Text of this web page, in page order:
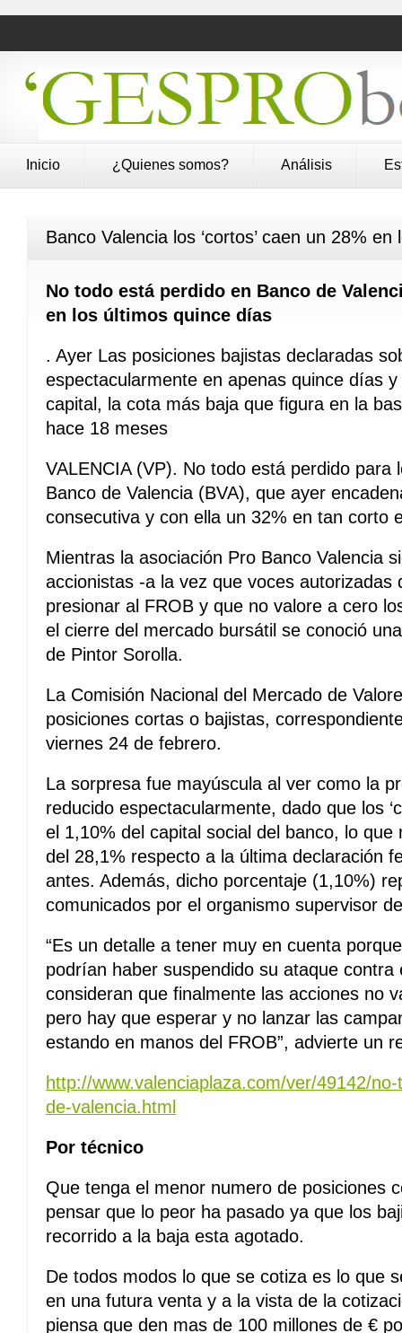
Inicio ¿Quienes somos? Análisis
Banco Valencia los ‘cortos’ caen un 28%
No todo está perdido en Banco de
en los últimos quince días
. Ayer Las posiciones bajistas declaradas
espectacularmente en apenas quince días
capital, la cota más baja que figura en la
hace 18 meses
VALENCIA (VP). No todo está perdido para
Banco de Valencia (BVA), que ayer
consecutiva y con ella un 32% en tan corto
Mientras la asociación Pro Banco Valencia
accionistas -a la vez que voces autorizadas
presionar al FROB y que no valore a cero
el cierre del mercado bursátil se conoció
de Pintor Sorolla.
La Comisión Nacional del Mercado de
posiciones cortas o bajistas,
viernes 24 de febrero.
La sorpresa fue mayúscula al ver como la
reducido espectacularmente, dado que los
el 1,10% del capital social del banco, lo
del 28,1% respecto a la última declaración
antes. Además, dicho porcentaje (1,10%)
comunicados por el organismo supervisor
“Es un detalle a tener muy en cuenta
podrían haber suspendido su ataque contra
consideran que finalmente las acciones no
pero hay que esperar y no lanzar las
estando en manos del FROB”, advierte un
http://www.valenciaplaza.com/ver/49142/
de-valencia.html
Por técnico
Que tenga el menor numero de posiciones
pensar que lo peor ha pasado ya que los
recorrido a la baja esta agotado.
De todos modos lo que se cotiza es lo que
en una futura venta y a la vista de la
piensa que den mas de 100 millones de €